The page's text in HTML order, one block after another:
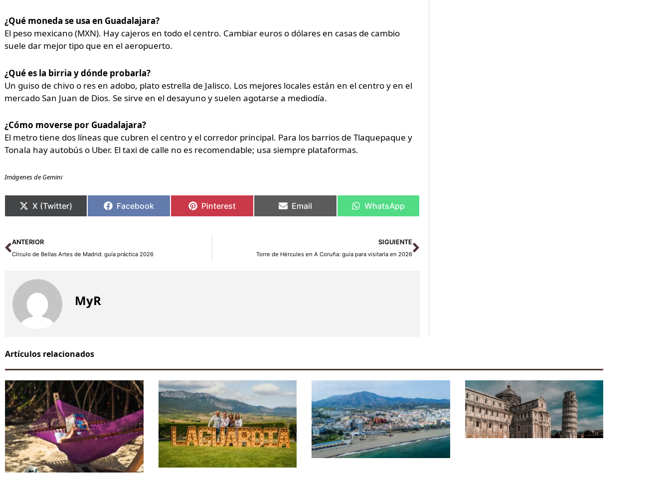
¿Qué moneda se usa en Guadalajara?
El peso mexicano (MXN). Hay cajeros en todo el centro. Cambiar euros o dólares en casas de cambio
suele dar mejor tipo que en el aeropuerto.
¿Qué es la birria y dónde probarla?
Un guiso de chivo o res en adobo, plato estrella de Jalisco. Los mejores locales están en el centro y en el
mercado San Juan de Dios. Se sirve en el desayuno y suelen agotarse a mediodía.
¿Cómo moverse por Guadalajara?
El metro tiene dos líneas que cubren el centro y el corredor principal. Para los barrios de Tlaquepaque y
Tonala hay autobús o Uber. El taxi de calle no es recomendable; usa siempre plataformas.
Imágenes de Gemini
X (Twitter) Facebook Pinterest Email WhatsApp
Ant
ANTERIOR
Círculo de Bellas Artes de Madrid: guía práctica 2026
SIGUIENTE
Torre de Hércules en A Coruña: guía para visitarla en 2026
Siguiente
MyR
Artículos relacionados